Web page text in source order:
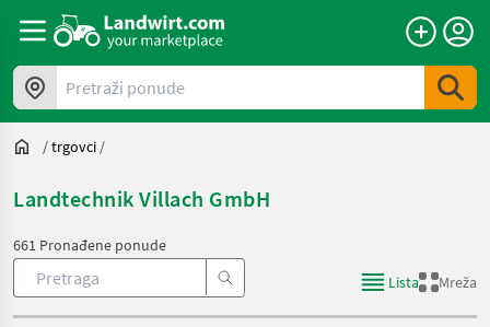
Pretraži ponude
/trgovci /
Landtechnik Villach GmbH
661 Pronađene ponude
Lista
Mreža